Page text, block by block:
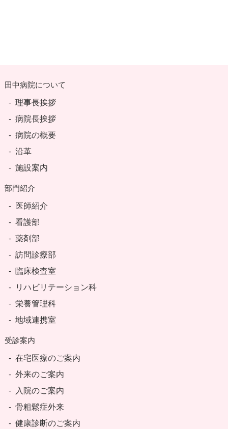
田中病院について
理事長挨拶
病院長挨拶
病院の概要
沿革
施設案内
部門紹介
医師紹介
看護部
薬剤部
訪問診療部
臨床検査室
リハビリテーション科
栄養管理科
地域連携室
受診案内
在宅医療のご案内
外来のご案内
入院のご案内
骨粗鬆症外来
健康診断のご案内